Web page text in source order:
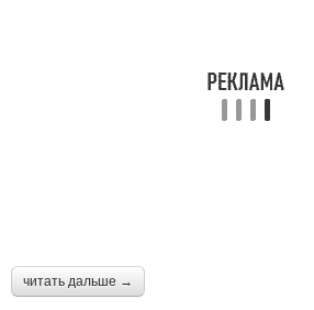
читать дальше →